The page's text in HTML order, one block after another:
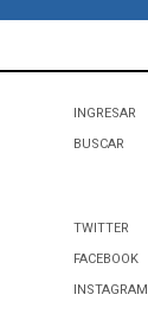
INGRESAR
BUSCAR
TWITTER
FACEBOOK
INSTAGRAM